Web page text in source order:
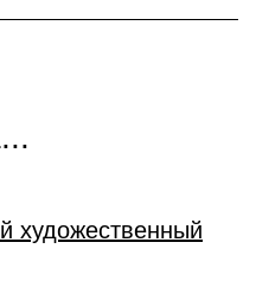
художественный